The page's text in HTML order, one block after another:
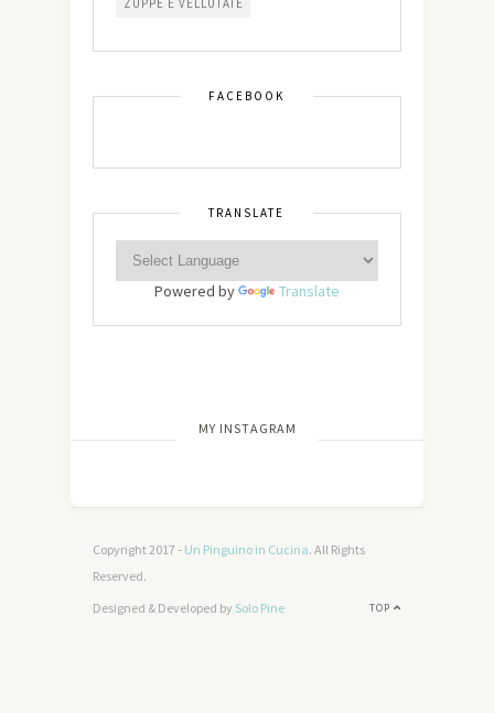
ZUPPE E VELLUTATE
FACEBOOK
TRANSLATE
Powered by Translate
MY INSTAGRAM
[wdi_feed id=”2″]
Copyright 2017 - Un Pinguino in Cucina. All Rights
Reserved.
TOP
Designed & Developed by Solo Pine